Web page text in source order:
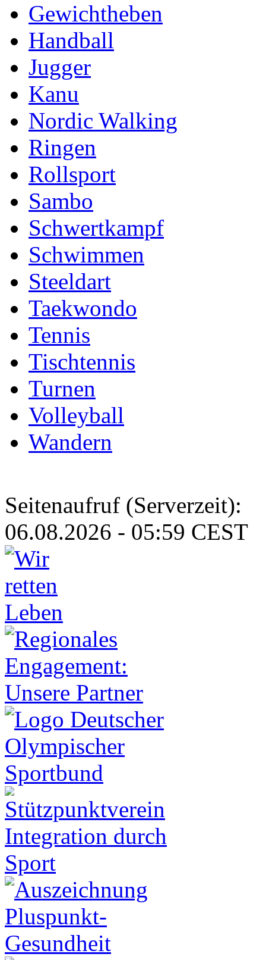
Gewichtheben
Handball
Jugger
Kanu
Nordic Walking
Ringen
Rollsport
Sambo
Schwertkampf
Schwimmen
Steeldart
Taekwondo
Tennis
Tischtennis
Turnen
Volleyball
Wandern
Seitenaufruf (Serverzeit):
06.08.2026 - 05:59 CEST